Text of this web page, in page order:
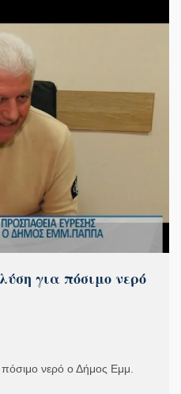
για πόσιμο νερό
πόσιμο νερό ο Δήμος Εμμ.